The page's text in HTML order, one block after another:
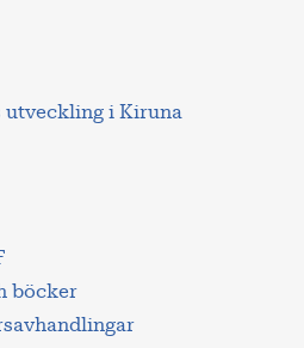
utveckling i Kiruna
böcker